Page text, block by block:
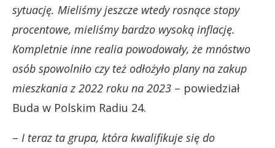
sytuację. Mieliśmy jeszcze wtedy rosnące stopy
procentowe, mieliśmy bardzo wysoką inflację.
Kompletnie inne realia powodowały, że mnóstwo
osób spowolniło czy też odłożyło plany na zakup
mieszkania z 2022 roku na 2023 – powiedział
Buda w Polskim Radiu 24.
– I teraz ta grupa, która kwalifikuje się do